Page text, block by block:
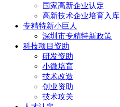
国家高新企业认定
高新技术企业培育入库
专精特新小巨人
深圳市专精特新政策
科技项目资助
研发资助
小微培育
技术改造
创业资助
技术攻关